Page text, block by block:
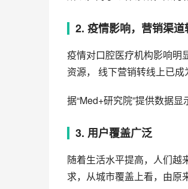
2. 疫情影响，营销渠道
疫情对口腔医疗机构影响明
资源， 线下营销转线上已成
据“Med+研究院”提供数据
3. 用户覆盖广泛
随着生活水平提高，人们越
求，从城市覆盖上看，由原